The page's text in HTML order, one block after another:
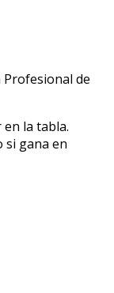
la tabla.
si gana en